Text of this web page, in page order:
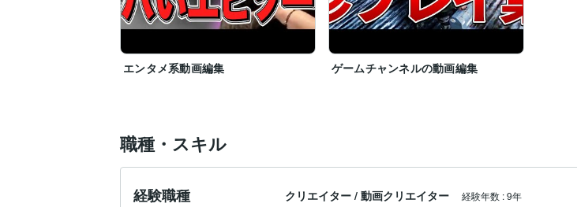
エンタメ系動画編集 ゲームチャンネルの動画編集
職種・スキル
経験職種 クリエイター / 動画クリエイター 経験年数 :9年